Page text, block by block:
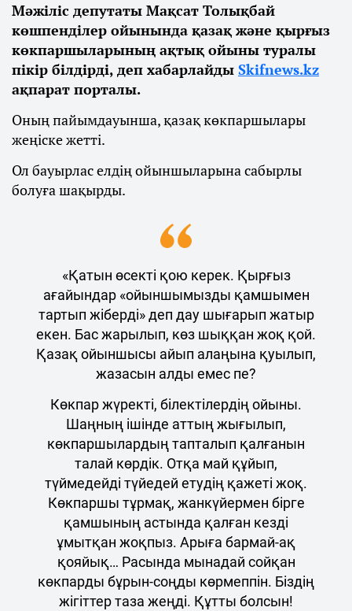
Мәжіліс депутаты Мақсат Толықбай
көшпенділер ойынында қазақ және қырғыз
көкпаршыларының ақтық ойыны туралы
пікір білдірді, деп хабарлайды Skifnews.kz
ақпарат порталы.
Оның пайымдауынша, қазақ көкпаршылары
жеңіске жетті.
Ол бауырлас елдің ойыншыларына сабырлы
болуға шақырды.
«Қатын өсекті қою керек. Қырғыз
ағайындар «ойыншымызды қамшымен
тартып жіберді» деп дау шығарып жатыр
екен. Бас жарылып, көз шыққан жоқ қой.
Қазақ ойыншысы айып алаңына қуылып,
жазасын алды емес пе?
Көкпар жүректі, білектілердің ойыны.
Шаңның ішінде аттың жығылып,
көкпаршылардың тапталып қалғанын
талай көрдік. Отқа май құйып,
түймедейді түйедей етудің қажеті жоқ.
Көкпаршы тұрмақ, жанкүйермен бірге
қамшының астында қалған кезді
ұмытқан жоқпыз. Арыға бармай-ақ
қояйық… Расында мынадай сойқан
көкпарды бұрын-соңды көрмеппін. Біздің
жігіттер таза жеңді. Құтты болсын!